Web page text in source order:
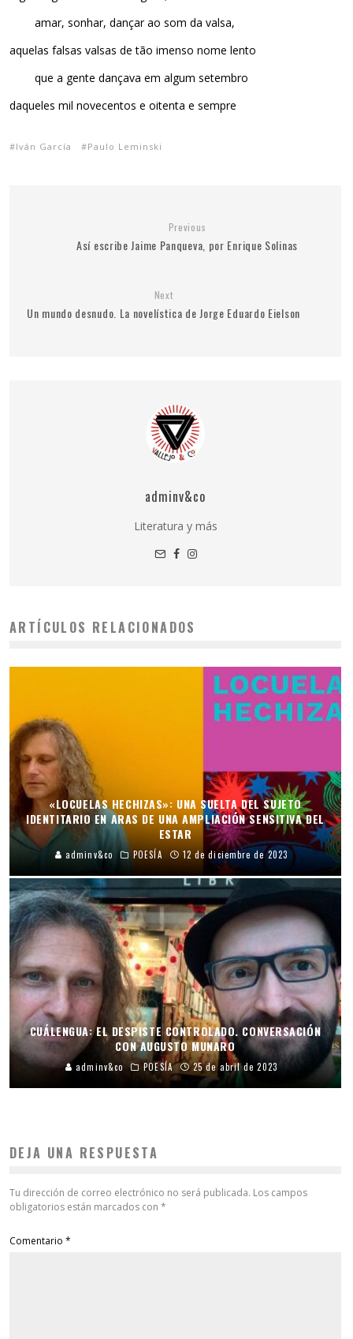
amar, sonhar, dançar ao som da valsa,
aquelas falsas valsas de tão imenso nome lento
que a gente dançava em algum setembro
daqueles mil novecentos e oitenta e sempre
Iván García Paulo Leminski
Previous
Así escribe Jaime Panqueva, por Enrique Solinas
Next
Un mundo desnudo. La novelística de Jorge Eduardo Eielson
adminv&co
Literatura y más
ARTÍCULOS RELACIONADOS
«LOCUELAS HECHIZAS»: UNA SUELTA DEL SUJETO
IDENTITARIO EN ARAS DE UNA AMPLIACIÓN SENSITIVA DEL
ESTAR
adminv&co POESÍA 12 de diciembre de 2023
CUÁLENGUA: EL DESPISTE CONTROLADO. CONVERSACIÓN
CON AUGUSTO MUNARO
adminv&co POESÍA 25 de abril de 2023
DEJA UNA RESPUESTA
Tu dirección de correo electrónico no será publicada. Los campos
obligatorios están marcados con *
Comentario *